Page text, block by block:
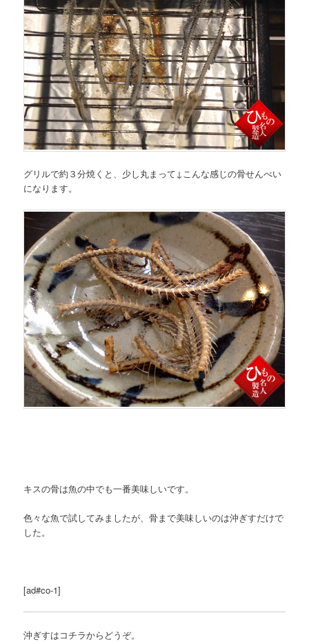
グリルで約３分焼くと、少し丸まって↓こんな感じの骨せんべい
になります。
キスの骨は魚の中でも一番美味しいです。
色々な魚で試してみましたが、骨まで美味しいのは沖ぎすだけで
した。
[ad#co-1]
沖ぎすはコチラからどうぞ。